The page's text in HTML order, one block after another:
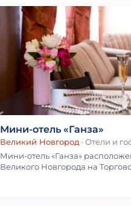
Мини-отель «Ганза»
Великий Новгород · Отели и
Мини-отель «Ганза»
Великого Новгорода на